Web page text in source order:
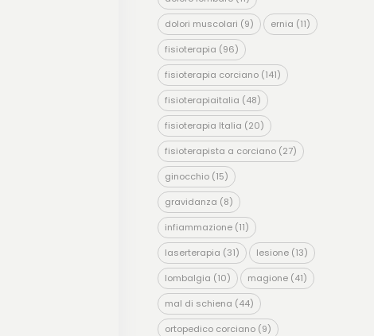
dolori muscolari (9) ernia (11)
fisioterapia (96)
fisioterapia corciano(141)
fisioterapiaitalia (48)
fisioterapia Italia (20)
fisioterapista a corciano(27)
ginocchio(15)
gravidanza (8)
infiammazione(11)
laserterapia (31) lesione(13)
lombalgia (10) magione(41)
mal di schiena (44)
ortopedico corciano(9)